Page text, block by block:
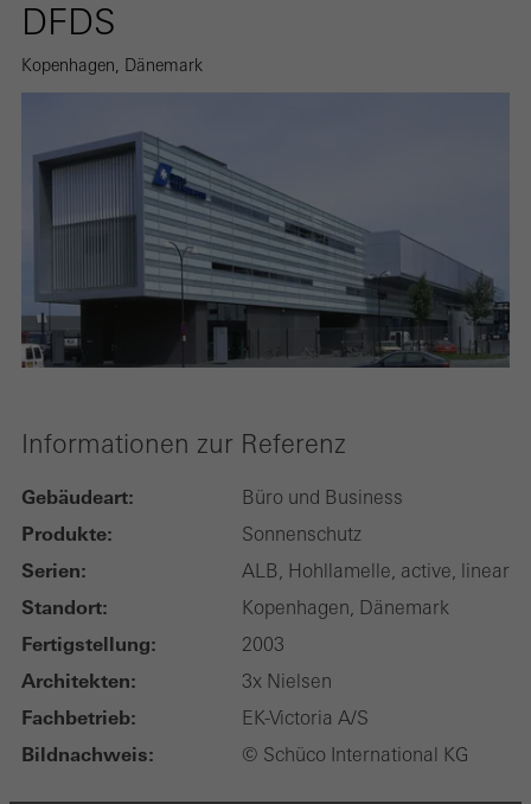
DFDS
Kopenhagen, Dänemark
Informationen zur Referenz
Gebäudeart: Büro und Business
Produkte: Sonnenschutz
Serien: ALB, Hohllamelle, active, linear
Standort: Kopenhagen, Dänemark
Fertigstellung: 2003
Architekten: 3x Nielsen
Fachbetrieb: EK-Victoria A/S
Bildnachweis: © Schüco International KG